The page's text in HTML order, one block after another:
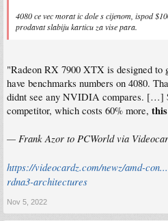
4080 ce vec morat ic dole s cijenom, ispod
prodavat slabiju karticu za vise para.
"Radeon RX 7900 XTX is designed to
have benchmarks numbers on 4080.
didnt see any NVIDIA compares. […]
competitor, which costs 60% more,
— Frank Azor to PCWorld via
https://videocardz.com/newz/amd-
rdna3-architectures
Nov 5, 2022